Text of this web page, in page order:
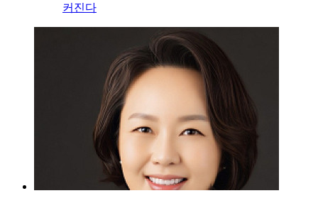
커진다